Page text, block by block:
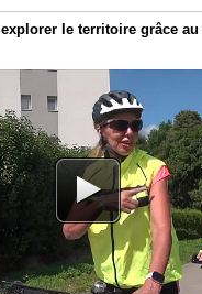
le territoire grâce